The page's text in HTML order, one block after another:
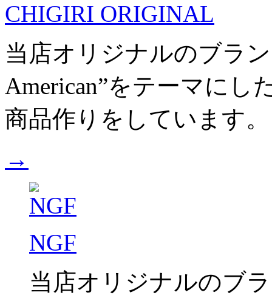
CHIGIRI ORIGINAL
当店オリジナルのブラン
American”をテーマにし
商品作りをしています。
→
NGF
当店オリジナルのブ